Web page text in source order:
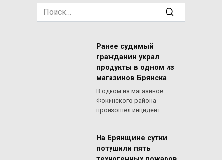
Search
for:
Ранее судимый
гражданин украл
продукты в одном из
магазинов Брянска
В одном из магазинов
Фокинского района
произошел инцидент
На Брянщине сутки
потушили пять